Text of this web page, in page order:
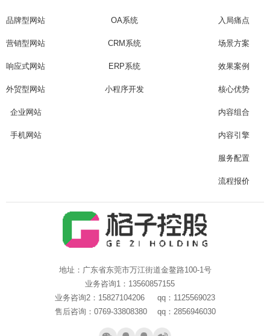
品牌型网站
营销型网站
响应式网站
外贸型网站
企业网站
手机网站
OA系统
CRM系统
ERP系统
小程序开发
入局痛点
场景方案
效果案例
核心优势
内容组合
内容引擎
服务配置
流程报价
地址：广东省东莞市万江街道金鳌路100-1号
业务咨询1：13560857155
业务咨询2：15827104206 qq：1125569023
售后咨询：0769-33808380 qq：2856946030
Are you ready?
不怕就请留下您的需求及联系方式，我们会第一时间送上问候的。